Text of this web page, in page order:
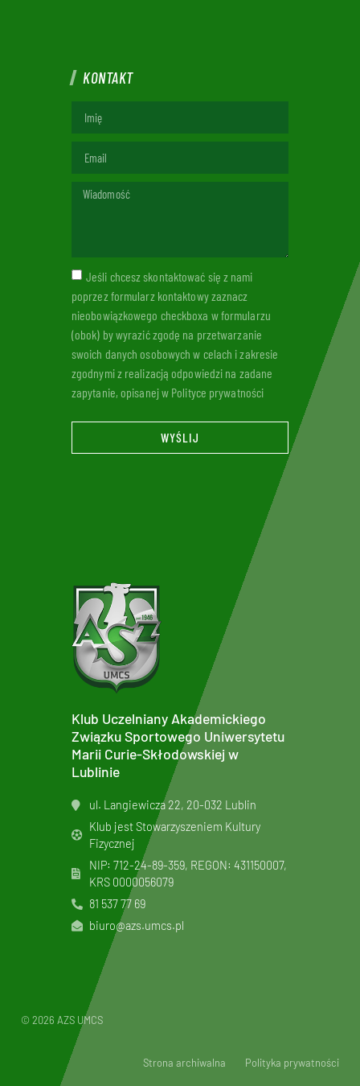
KONTAKT
Jeśli chcesz skontaktować się z nami
poprzez formularz kontaktowy zaznacz
nieobowiązkowego checkboxa w formularzu
(obok) by wyrazić zgodę na przetwarzanie
swoich danych osobowych w celach i zakresie
zgodnymi z realizacją odpowiedzi na zadane
zapytanie, opisanej w Polityce prywatności
WYŚLIJ
Klub Uczelniany Akademickiego
Związku Sportowego Uniwersytetu
Marii Curie-Skłodowskiej w
Lublinie
ul. Langiewicza 22, 20-032 Lublin
Klub jest Stowarzyszeniem Kultury
Fizycznej
NIP: 712-24-89-359, REGON: 431150007,
KRS 0000056079
81 537 77 69
biuro@azs.umcs.pl
© 2026 AZS UMCS
Strona archiwalna Polityka prywatności